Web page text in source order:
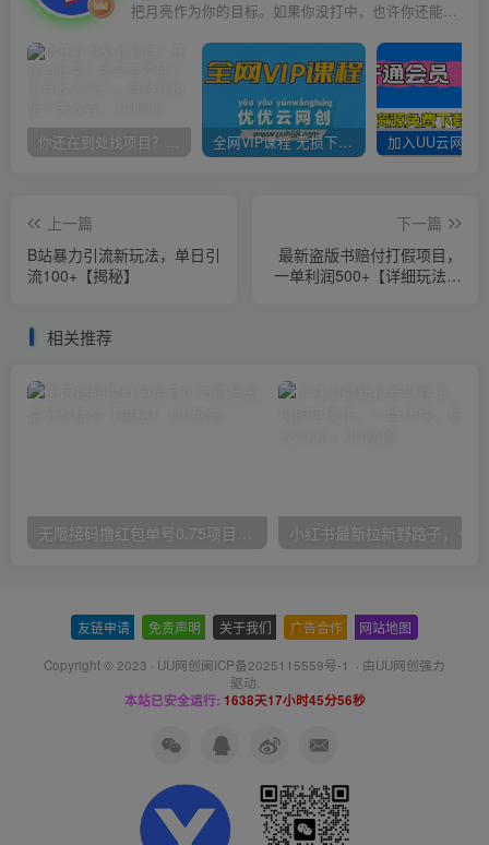
把月亮作为你的目标。如果你没打中，也许你还能打中星星
你还在到处找项目？还在当韭菜？我靠卖项目一个月收入5万+，曾经我也是个失败者。 全网VIP课程 无损下载~
上一篇
B站暴力引流新玩法，单日引
流100+【揭秘】
下一篇
最新盗版书赔付打假项目，
一单利润500+【详细玩法视
相关推荐
无限接码撸红包单号0.75项目无偿分享给你【揭秘】
友链申请 免责声明 关于我们 广告合作 网站地图
Copyright © 2023 · UU网创闽ICP备2025115559号-1 · 由UU网创强力
驱动.
本站已安全运行: 1638天17小时45分56秒